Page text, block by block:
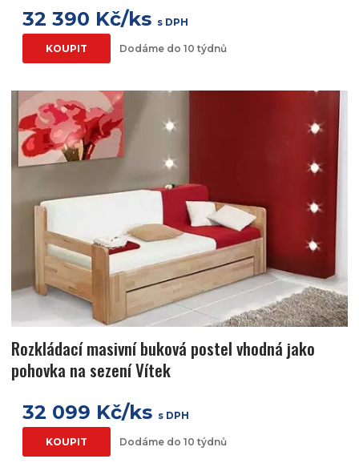
32 390 Kč/ks s DPH
KOUPIT Dodáme do 10 týdnů
Rozkládací masivní buková postel vhodná jako
pohovka na sezení Vítek
32 099 Kč/ks s DPH
KOUPIT Dodáme do 10 týdnů